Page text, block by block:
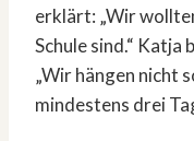
erklärt: „Wir
Schule sind.“
„Wir hängen nicht
mindestens drei